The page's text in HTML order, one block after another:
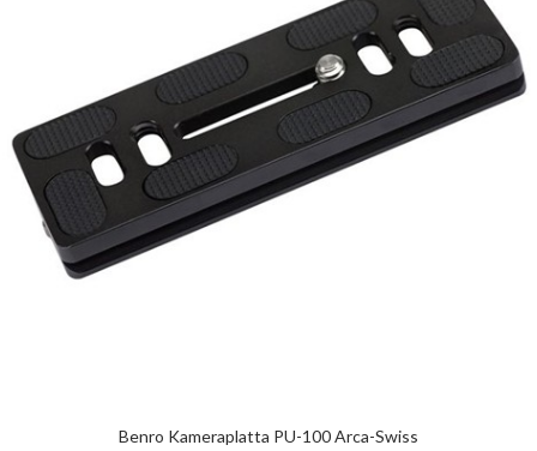
Benro Kameraplatta PU-100 Arca-Swiss